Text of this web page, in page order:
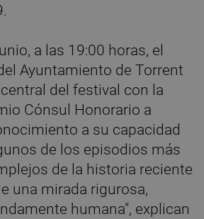
a las 19:00 horas, el
Ayuntamiento de Torrent
del festival con la
Cónsul Honorario a
a su capacidad
de los episodios más
de la historia reciente
una mirada rigurosa,
humana", explican